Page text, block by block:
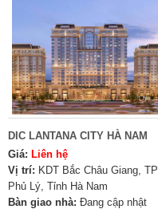
DIC LANTANA CITY HÀ NAM
Giá: Liên hệ
Vị trí: KDT Bắc Châu Giang, TP
Phủ Lý, Tỉnh Hà Nam
Bàn giao nhà: Đang cập nhật